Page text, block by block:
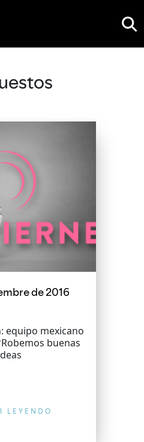
de 2016
equipo mexicano
buenas
LEYENDO